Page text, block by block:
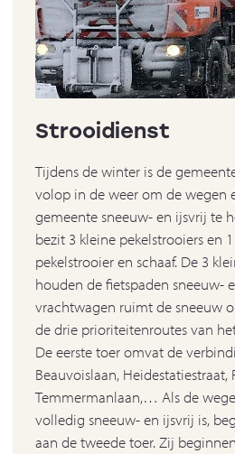
Strooidienst
Tijdens de winter is de
volop in de weer om de wegen
gemeente sneeuw- en ijsvrij te
bezit 3 kleine pekelstrooiers en
pekelstrooier en schaaf. De 3
houden de fietspaden sneeuw-
vrachtwagen ruimt de sneeuw
de drie prioriteitenroutes van
De eerste toer omvat de
Beauvoislaan, Heidestatiestraat,
Temmermanlaan,… Als de
volledig sneeuw- en ijsvrij is,
aan de tweede toer. Zij